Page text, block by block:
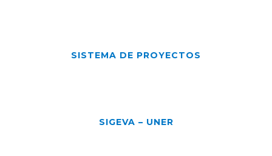
SISTEMA DE PROYECTOS
SIGEVA – UNER